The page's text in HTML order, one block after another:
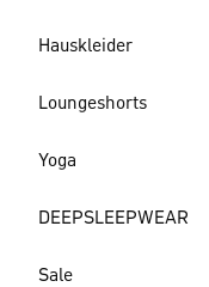
Hauskleider
Loungeshorts
Yoga
DEEPSLEEPWEAR
Sale